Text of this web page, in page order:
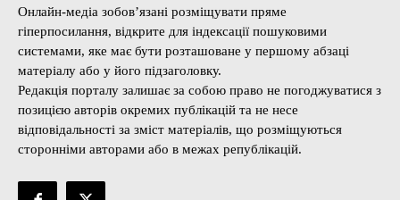
Онлайн-медіа зобов’язані розміщувати пряме
гіперпосилання, відкрите для індексації пошуковими
системами, яке має бути розташоване у першому абзаці
матеріалу або у його підзаголовку.
Редакція порталу залишає за собою право не погоджуватися з
позицією авторів окремих публікацій та не несе
відповідальності за зміст матеріалів, що розміщуються
сторонніми авторами або в межах републікацій.